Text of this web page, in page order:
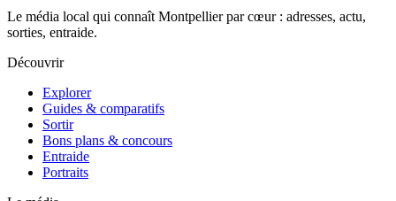
Le média local qui connaît Montpellier par cœur : adresses, actu,
sorties, entraide.
Découvrir
Explorer
Guides & comparatifs
Sortir
Bons plans & concours
Entraide
Portraits